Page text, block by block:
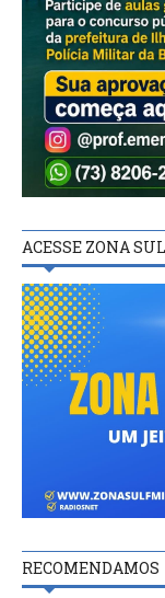
ACESSE ZONA
RECOMENDAMOS